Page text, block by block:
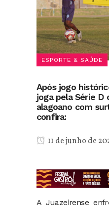
ESPORTE & SAÚDE
Após jogo
joga pela Série D
alagoano com
confira:
11 de junho de
A Juazeirense